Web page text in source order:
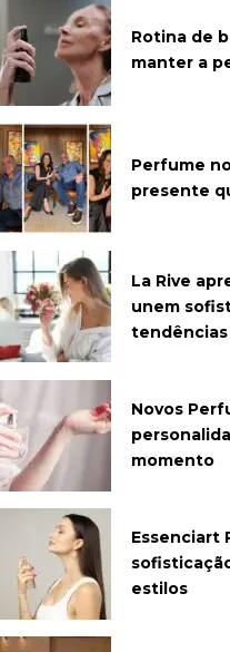
Rotina de
manter a
Perfume
presente
La Rive
unem
Novos
momento
Essenciart
estilos